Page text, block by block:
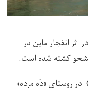
انفجار ماین در
کشته شده است.
گذشته( جمعه،۱۴ عقرب) در روستای «دَه مرده»